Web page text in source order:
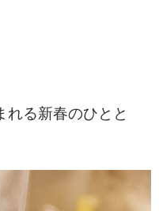
れる新春のひとと